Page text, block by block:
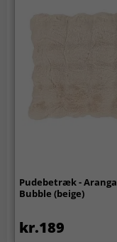
Pudebetræk - Aranga
Bubble (beige)
kr.189